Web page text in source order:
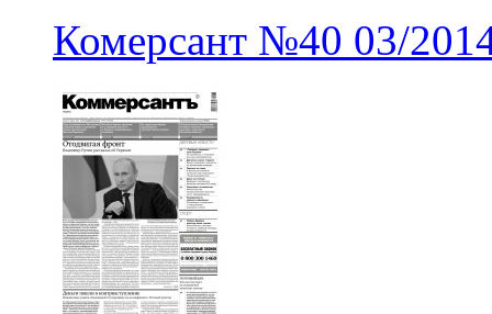
Комерсант №40 03/